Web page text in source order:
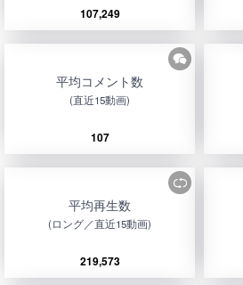
107,249
平均コメント数
(直近15動画)
107
平均再生数
(ロング／直近15動画)
219,573